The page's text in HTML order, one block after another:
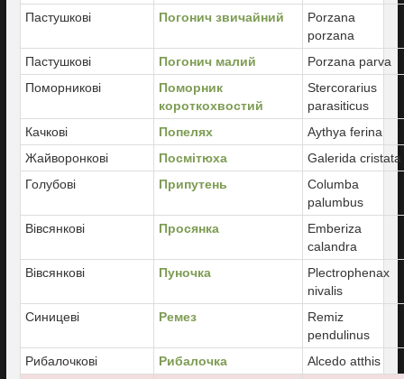
Пастушкові
Погонич звичайний
Porzana
porzana
Пастушкові
Погонич малий
Porzana parva
Поморникові
Поморник
короткохвостий
Stercorarius
parasiticus
Качкові
Попелях
Aythya ferina
Жайворонкові
Посмітюха
Galerida cristata
Голубові
Припутень
Columba
palumbus
Вівсянкові
Просянка
Emberiza
calandra
Вівсянкові
Пуночка
Plectrophenax
nivalis
Синицеві
Ремез
Remiz
pendulinus
Рибалочкові
Рибалочка
Alcedo atthis